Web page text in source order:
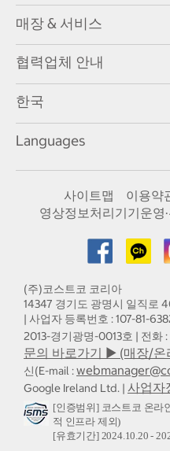
매장 & 서비스
협력업체 안내
한국
Languages
사이트맵 이용약
영상정보처리기기운영
(주)코스트코 코리아
14347 경기도 광명시 일직로
| 사업자 등록번호 : 107-81-
2013-경기광명-0013호 | 전화
문의 바로가기 ▶ (매장/온
신(E-mail :
Google Ireland Ltd. | 사업자
[인증범위] 코스트코 온라
적 인프라 제외)
[유효기간] 2024.10.20 -